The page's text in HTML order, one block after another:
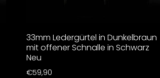
33mm Ledergürtel in Dunkelbraun
mit offener Schnalle in Schwarz
Neu
€59,90